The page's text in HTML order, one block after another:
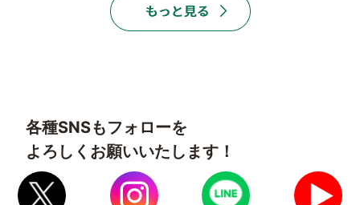
各種SNSもフォローを
よろしくお願いいたします！